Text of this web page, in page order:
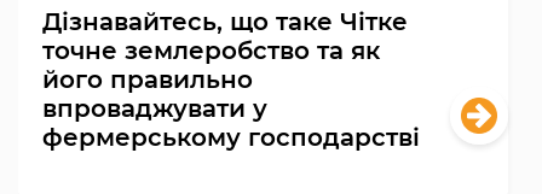
Дізнавайтесь, що таке Чітке
точне землеробство та як
його правильно
впроваджувати у
фермерському господарстві